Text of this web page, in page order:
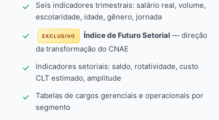
Seis indicadores trimestrais: salário real, volume,
escolaridade, idade, gênero, jornada
EXCLUSIVO Índice de Futuro Setorial — direção
da transformação do CNAE
Indicadores setoriais: saldo, rotatividade, custo
CLT estimado, amplitude
Tabelas de cargos gerenciais e operacionais por
segmento